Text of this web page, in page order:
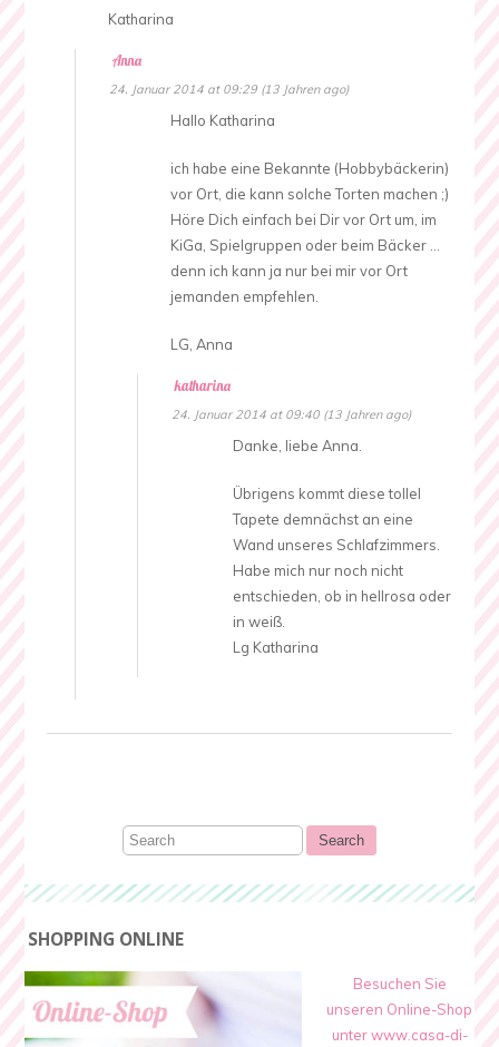
Katharina
Anna
24. Januar 2014 at 09:29 (13 Jahren ago)
Hallo Katharina
ich habe eine Bekannte (Hobbybäckerin)
vor Ort, die kann solche Torten machen ;)
Höre Dich einfach bei Dir vor Ort um, im
KiGa, Spielgruppen oder beim Bäcker …
denn ich kann ja nur bei mir vor Ort
jemanden empfehlen.
LG, Anna
katharina
24. Januar 2014 at 09:40 (13 Jahren ago)
Danke, liebe Anna.
Übrigens kommt diese tollel
Tapete demnächst an eine
Wand unseres Schlafzimmers.
Habe mich nur noch nicht
entschieden, ob in hellrosa oder
in weiß.
Lg Katharina
SHOPPING ONLINE
Besuchen Sie
unseren Online-Shop
unter www.casa-di-